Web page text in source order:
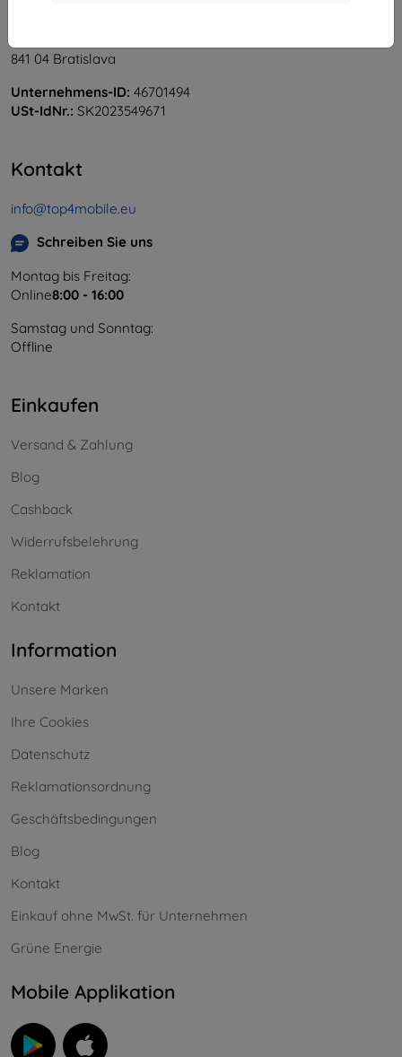
841 04 Bratislava
Unternehmens-ID: 46701494
USt-IdNr.: SK2023549671
Kontakt
info@top4mobile.eu
Schreiben Sie uns
Montag bis Freitag:
Online8:00 - 16:00
Samstag und Sonntag:
Offline
Einkaufen
Versand & Zahlung
Blog
Cashback
Widerrufsbelehrung
Reklamation
Kontakt
Information
Unsere Marken
Ihre Cookies
Datenschutz
Reklamationsordnung
Geschäftsbedingungen
Blog
Kontakt
Einkauf ohne MwSt. für Unternehmen
Grüne Energie
Mobile Applikation